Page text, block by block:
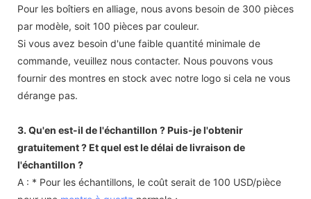
Pour les boîtiers en alliage, nous avons besoin de 300 pièces
par modèle, soit 100 pièces par couleur.
Si vous avez besoin d'une faible quantité minimale de
commande, veuillez nous contacter. Nous pouvons vous
fournir des montres en stock avec notre logo si cela ne vous
dérange pas.
3. Qu'en est-il de l'échantillon ? Puis-je l'obtenir
gratuitement ? Et quel est le délai de livraison de
l'échantillon ?
A : * Pour les échantillons, le coût serait de 100 USD/pièce